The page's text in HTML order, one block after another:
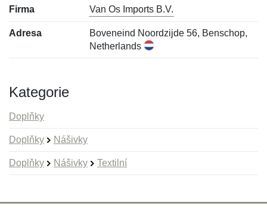
Firma Van Os Imports B.V.
Adresa
Boveneind Noordzijde 56, Benschop,
Netherlands
Kategorie
Doplňky
Doplňky Nášivky
Doplňky Nášivky Textilní